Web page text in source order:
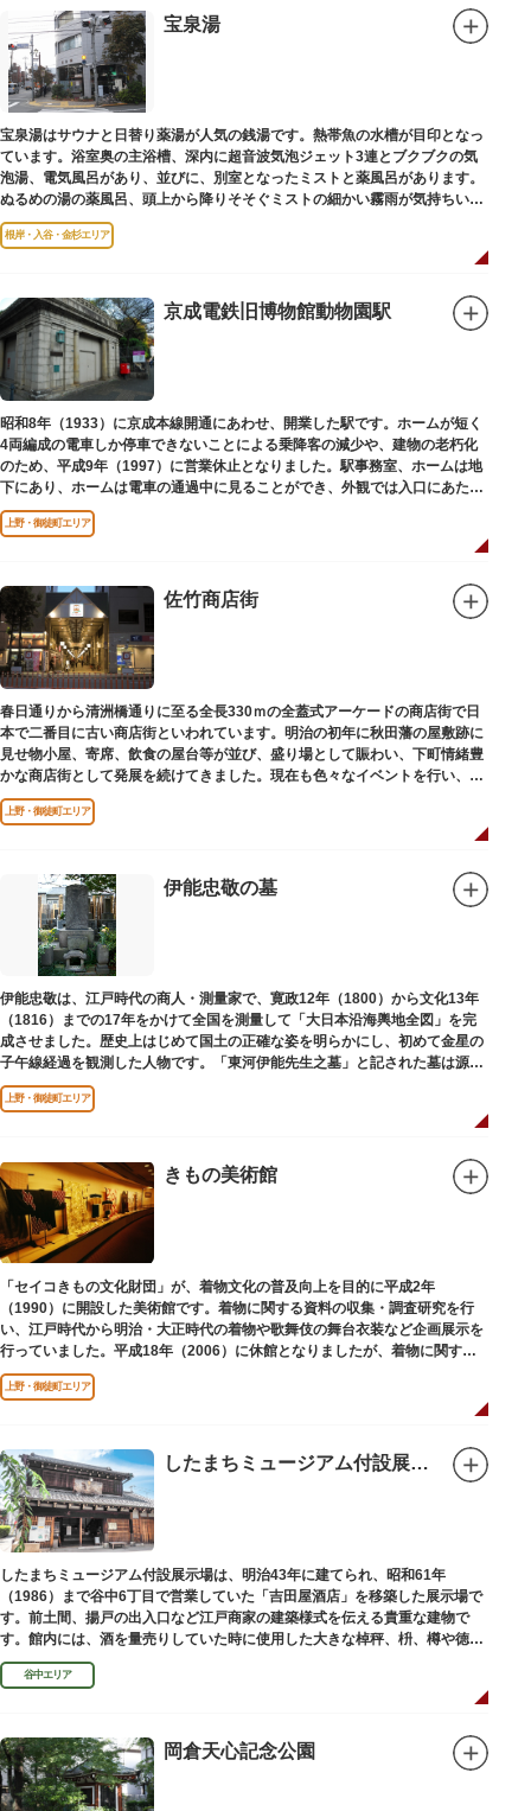
宝泉湯
宝泉湯はサウナと日替り薬湯が人気の銭湯です。熱帯魚の水槽が目印となっ
ています。浴室奥の主浴槽、深内に超音波気泡ジェット3連とブクブクの気
泡湯、電気風呂があり、並びに、別室となったミストと薬風呂があります。
ぬるめの湯の薬風呂、頭上から降りそそぐミストの細かい霧雨が気持ちいい
と評判です。
根岸・入谷・金杉エリア
京成電鉄旧博物館動物園駅
昭和8年（1933）に京成本線開通にあわせ、開業した駅です。ホームが短く
4両編成の電車しか停車できないことによる乗降客の減少や、建物の老朽化
のため、平成9年（1997）に営業休止となりました。駅事務室、ホームは地
下にあり、ホームは電車の通過中に見ることができ、外観では入口にあたる
建物を見ることができます。
上野・御徒町エリア
佐竹商店街
春日通りから清洲橋通りに至る全長330ｍの全蓋式アーケードの商店街で日
本で二番目に古い商店街といわれています。明治の初年に秋田藩の屋敷跡に
見せ物小屋、寄席、飲食の屋台等が並び、盛り場として賑わい、下町情緒豊
かな商店街として発展を続けてきました。現在も色々なイベントを行い、住
民から親しまれている魅力的な商店街です。
上野・御徒町エリア
伊能忠敬の墓
伊能忠敬は、江戸時代の商人・測量家で、寛政12年（1800）から文化13年
（1816）までの17年をかけて全国を測量して「大日本沿海輿地全図」を完
成させました。歴史上はじめて国土の正確な姿を明らかにし、初めて金星の
子午線経過を観測した人物です。「東河伊能先生之墓」と記された墓は源空
寺（げんくうじ）にあります。
上野・御徒町エリア
きもの美術館
「セイコきもの文化財団」が、着物文化の普及向上を目的に平成2年
（1990）に開設した美術館です。着物に関する資料の収集・調査研究を行
い、江戸時代から明治・大正時代の着物や歌舞伎の舞台衣装など企画展示を
行っていました。平成18年（2006）に休館となりましたが、着物に関する
調査研究等は引き続き本財団で行っています。
平成18年（2006）に休館
上野・御徒町エリア
したまちミュージアム付設展示場（旧吉田屋酒店）
したまちミュージアム付設展示場は、明治43年に建てられ、昭和61年
（1986）まで谷中6丁目で営業していた「吉田屋酒店」を移築した展示場で
す。前土間、揚戸の出入口など江戸商家の建築様式を伝える貴重な建物で
す。館内には、酒を量売りしていた時に使用した大きな棹秤、枡、樽や徳
利、宣伝用ポスターなどの資料を展示しています。
谷中エリア
岡倉天心記念公園